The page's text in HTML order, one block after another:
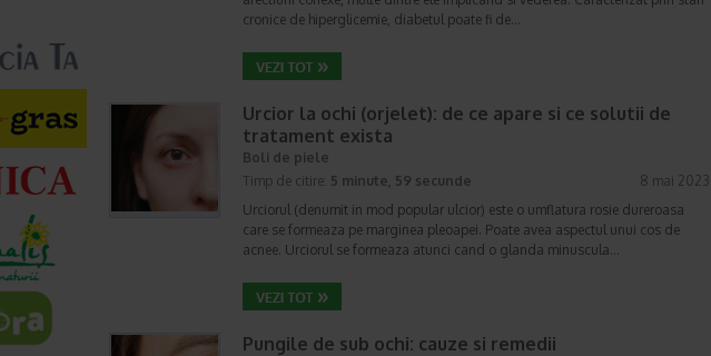
cronice de hiperglicemie, diabetul poate fi de…
Urcior la ochi (orjelet): de ce apare si ce solutii de
tratament exista
Boli de piele
Timp de citire: 5 minute, 59 secunde
8 mai 2023
Urciorul (denumit in mod popular ulcior) este o umflatura rosie dureroasa
care se formeaza pe marginea pleoapei. Poate avea aspectul unui cos de
acnee. Urciorul se formeaza atunci cand o glanda minuscula…
Pungile de sub ochi: cauze si remedii